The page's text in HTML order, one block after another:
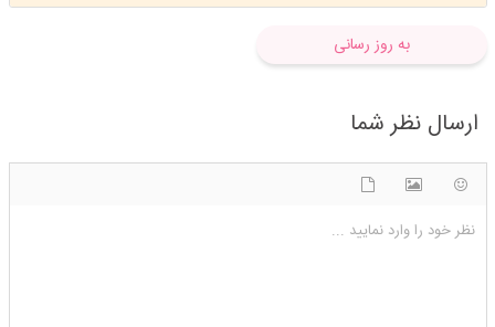
به روز رسانی
ارسال نظر شما
نظر خود را وارد نمایید ...